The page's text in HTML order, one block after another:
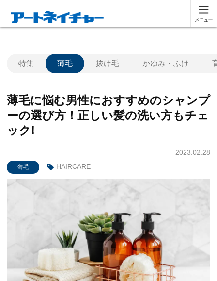
特集 薄毛 抜け毛 かゆみ・ふけ
薄毛に悩む男性におすすめのシャンプ
ーの選び方！正しい髪の洗い方もチェ
ック!
薄毛 HAIRCARE
2023.02.28